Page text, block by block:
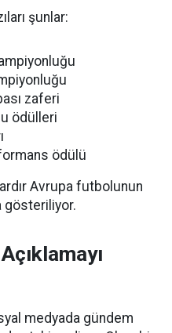
şunlar:
zaferi
ödülleri
ödülü
Avrupa futbolunun
gösteriliyor.
medyada gündem